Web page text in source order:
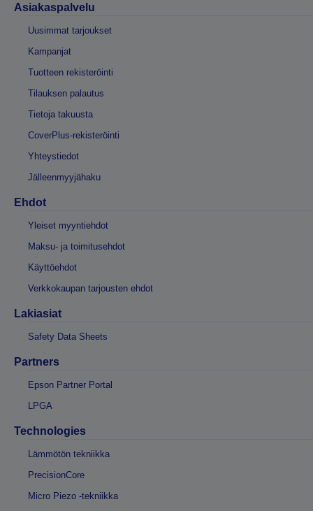
Asiakaspalvelu
Uusimmat tarjoukset
Kampanjat
Tuotteen rekisteröinti
Tilauksen palautus
Tietoja takuusta
CoverPlus-rekisteröinti
Yhteystiedot
Jälleenmyyjähaku
Ehdot
Yleiset myyntiehdot
Maksu- ja toimitusehdot
Käyttöehdot
Verkkokaupan tarjousten ehdot
Lakiasiat
Safety Data Sheets
Partners
Epson Partner Portal
LPGA
Technologies
Lämmötön tekniikka
PrecisionCore
Micro Piezo -tekniikka